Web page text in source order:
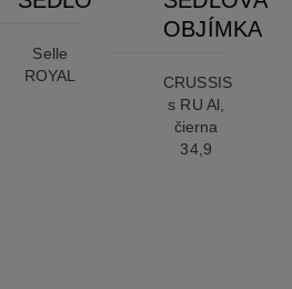
Selle
ROYAL
OBJÍMKA
CRUSSIS
s RU Al,
čierna
34,9